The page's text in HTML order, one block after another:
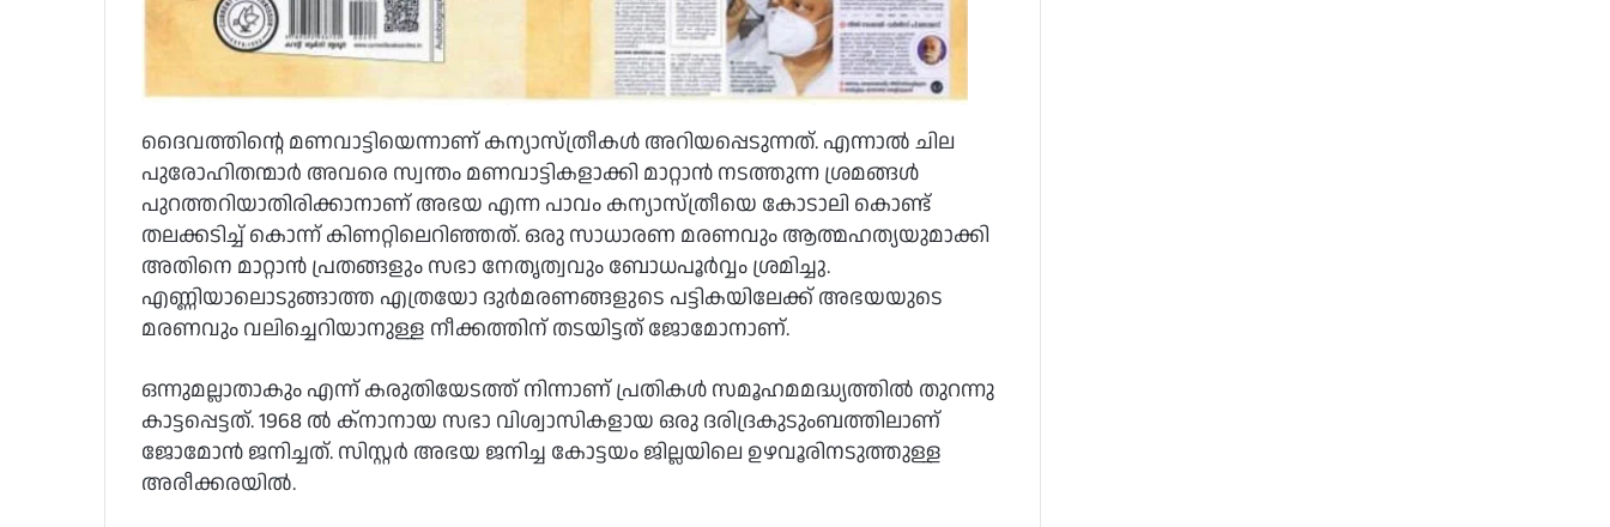
ദൈവത്തിന്റെ മണവാട്ടിയെന്നാണ് കന്യാസ്ത്രീകള്‍ അറിയപ്പെടുന്നത്. എന്നാല്‍ ചില
പുരോഹിതന്മാര്‍ അവരെ സ്വന്തം മണവാട്ടികളാക്കി മാറ്റാന്‍ നടത്തുന്ന ശ്രമങ്ങള്‍
പുറത്തറിയാതിരിക്കാനാണ് അഭയ എന്ന പാവം കന്യാസ്ത്രീയെ കോടാലി കൊണ്ട്
തലക്കടിച്ച് കൊന്ന് കിണറ്റിലെറിഞ്ഞത്. ഒരു സാധാരണ മരണവും ആത്മഹത്യയുമാക്കി
അതിനെ മാറ്റാന്‍ പ്രതങ്ങളും സഭാ നേതൃത്വവും ബോധപൂര്‍വ്വം ശ്രമിച്ചു.
എണ്ണിയാലൊടുങ്ങാത്ത എത്രയോ ദുര്‍മരണങ്ങളുടെ പട്ടികയിലേക്ക് അഭയയുടെ
മരണവും വലിച്ചെറിയാനുള്ള നീക്കത്തിന് തടയിട്ടത് ജോമോനാണ്.
ഒന്നുമല്ലാതാകും എന്ന് കരുതിയേടത്ത് നിന്നാണ് പ്രതികള്‍ സമൂഹമമദ്ധ്യത്തില്‍ തുറന്നു
കാട്ടപ്പെട്ടത്. 1968 ല്‍ ക്‌നാനായ സഭാ വിശ്വാസികളായ ഒരു ദരിദ്രകുടുംബത്തിലാണ്
ജോമോന്‍ ജനിച്ചത്. സിസ്റ്റര്‍ അഭയ ജനിച്ച കോട്ടയം ജില്ലയിലെ ഉഴവൂരിനടുത്തുള്ള
അരീക്കരയില്‍.